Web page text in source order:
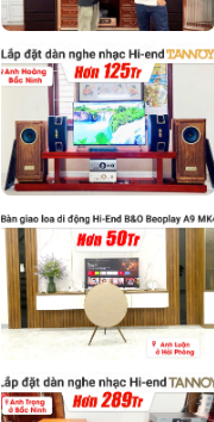
Trị số đầu ra
Kết nối vào
Kích thước
Trọng lượng